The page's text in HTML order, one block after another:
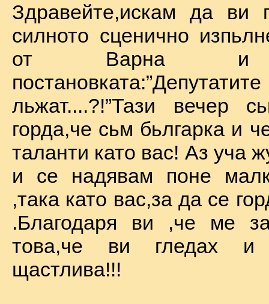
Здравейте,искам да ви
силното сценично
от Варна и
льжат....?!”Тази вечер
горда,че сьм бьлгарка и
таланти като вас! Аз уча
и се надявам поне
,така като вас,за да се
.Благодаря ви ,че ме
това,че ви гледах
щастлива!!!